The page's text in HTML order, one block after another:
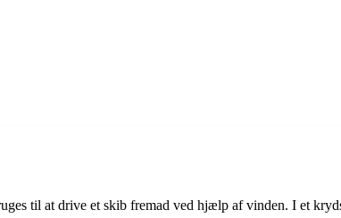
til at drive et skib fremad ved hjælp af vinden. I et